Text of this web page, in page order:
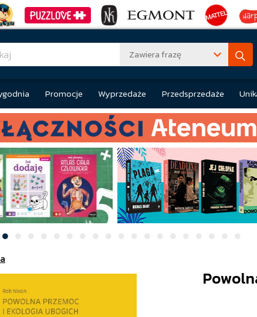
Zawiera frazę
Promocje Wyprzedaże Przedsprzedaże